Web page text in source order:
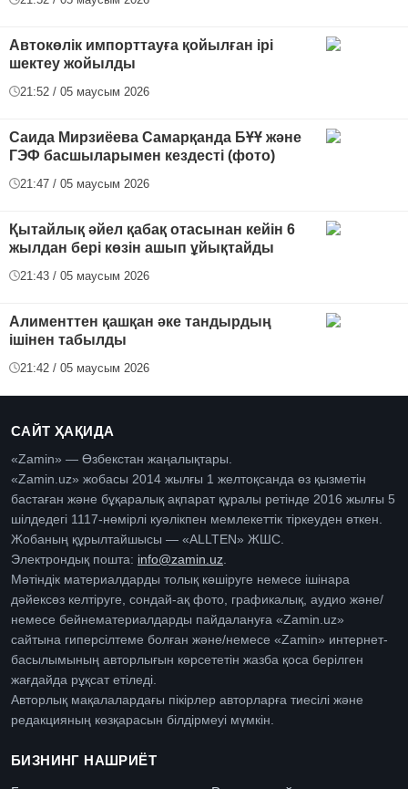
Автокөлік импорттауға қойылған ірі
шектеу жойылды
21:52 / 05 маусым 2026
Саида Мирзиёева Самарқанда БҰҰ және
ГЭФ басшыларымен кездесті (фото)
21:47 / 05 маусым 2026
Қытайлық әйел қабақ отасынан кейін 6
жылдан бері көзін ашып ұйықтайды
21:43 / 05 маусым 2026
Алименттен қашқан әке тандырдың
ішінен табылды
21:42 / 05 маусым 2026
САЙТ ҲАҚИДА
«Zamin» — Өзбекстан жаңалықтары.
«Zamin.uz» жобасы 2014 жылғы 1 желтоқсанда өз қызметін
бастаған және бұқаралық ақпарат құралы ретінде 2016 жылғы 5
шілдедегі 1117-нөмірлі куәлікпен мемлекеттік тіркеуден өткен.
Жобаның құрылтайшысы — «ALLTEN» ЖШС.
Электрондық пошта: info@zamin.uz
Мәтіндік материалдарды толық көшіруге немесе ішінара
дәйексөз келтіруге, сондай-ақ фото, графикалық, аудио және/
немесе бейнематериалдарды пайдалануға «Zamin.uz»
сайтына гиперсілтеме болған және/немесе «Zamin» интернет-
басылымының авторлығын көрсететін жазба қоса берілген
жағдайда рұқсат етіледі.
Авторлық мақалалардағы пікірлер авторларға тиесілі және
редакцияның көзқарасын білдірмеуі мүмкін.
БИЗНИНГ НАШРИЁТ